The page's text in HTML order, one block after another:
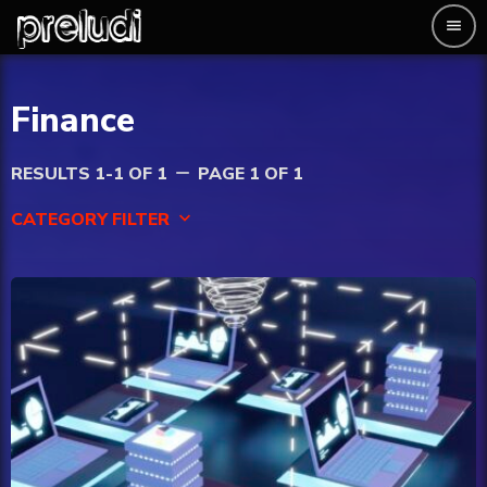
menu
Finance
RESULTS 1-1 OF 1 remove PAGE 1 OF 1
CATEGORY FILTER keyboard_arrow_down
Entertainment
Esport
Finance